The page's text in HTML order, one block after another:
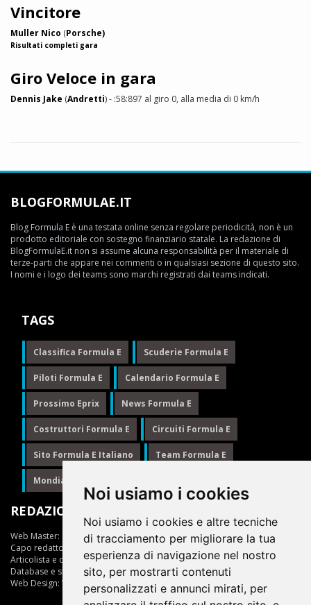
Noi usiamo i cookies
Noi usiamo i cookies e altre tecniche
di tracciamento per migliorare la tua
esperienza di navigazione nel nostro
sito, per mostrarti contenuti
personalizzati e annunci mirati, per
Vincitore
Muller Nico (Porsche)
Risultati completi gara
Giro Veloce in gara
Dennis Jake (Andretti) - :58:897 al giro 0, alla media di 0 km/h
BLOGFORMULAE.IT
Blog Formula E è una testata online senza regolare periodicità, non è un
prodotto editoriale con sostegno finanziario statale. La redazione di
BlogFormulaE.it non si assume alcuna responsabilità per il materiale di
terze-parti che appare nei commenti o in qualsiasi sezione di questo sito.
I nomi e i logo dei teams sono marchi registrati dai teams indicati.
TAGS
Classifica Formula E Scuderie Formula E
Piloti Formula E Calendario Formula E
Prossimo Eprix News Formula E
Costruttori Formula E Circuiti Formula E
Sito Formula E Italiano Team Formula E
Mondiale Formula E
REDAZIONE
Web Master:
Ing.Daniele Muscarella
Capo redattore:
Articolista e opinionista:Giuseppe Cianci
Database e statistiche:Marcella Toschi
Web Design: Vittorio Arena